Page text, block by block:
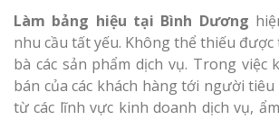
Làm bảng hiệu tại Bình Dương
nhu cầu tất yếu. Không thể thiếu
bà các sản phẩm dịch vụ. Trong việc
bán của các khách hàng tới người
từ các lĩnh vực kinh doanh dịch vụ,